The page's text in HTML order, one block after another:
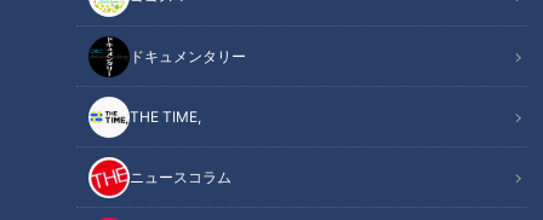
ドキュメンタリー
THE TIME,
ニュースコラム
この記事を見たあなたへのおすすめ